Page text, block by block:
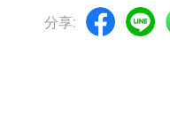
分享: